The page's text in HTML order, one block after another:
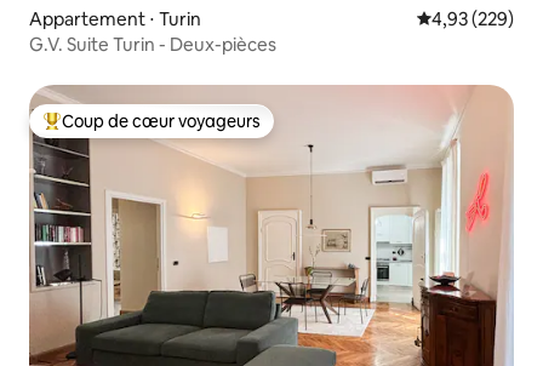
Appartement ⋅ Turin Évaluation
4,93 (229)
G.V. Suite Turin - Deux-pièces
Coups de cœur voyageurs les plus appréciés
Coup de cœur voyageurs